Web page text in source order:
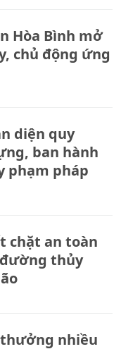
Hòa Bình mở
chủ động ứng
diện quy
ban hành
phạm pháp
chặt an toàn
thủy
nhiều